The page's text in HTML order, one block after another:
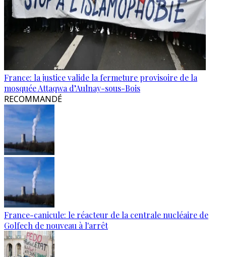
France: la justice valide la fermeture provisoire de la
mosquée Attaqwa d’Aulnay-sous-Bois
RECOMMANDÉ
France-canicule: le réacteur de la centrale nucléaire de
Golfech de nouveau à l'arrêt